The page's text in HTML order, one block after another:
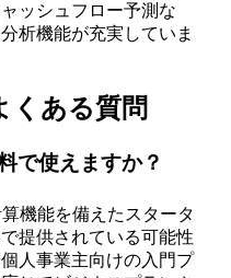
ッシュフロー予測な
析機能が充実していま
くある質問
で使えますか？
機能を備えたスタータ
提供されている可能性
人事業主向けの入門プ